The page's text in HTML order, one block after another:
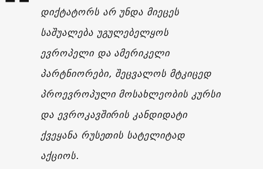
დიქტატორს არ უნდა მიეცეს
საშუალება უგულებელყოს
ევროპელი და ამერიკელი
პარტნიორები, შეცვალოს მტკიცედ
პროევროპული მოსახლეობის კურსი
და ევროკავშირის კანდიდატი
ქვეყანა რუსეთის სატელიტად
აქციოს.